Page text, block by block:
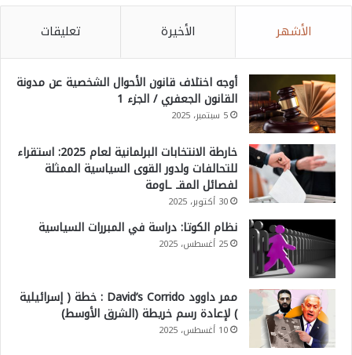
الأشهر الأخيرة تعليقات
أوجه اختلاف قانون الأحوال الشخصية عن مدونة
القانون الجعفري / الجزء 1
5 سبتمبر، 2025
خارطة الانتخابات البرلمانية لعام 2025: استقراء
للتحالفات ولدور القوى السياسية الممثلة
لفصائل المقـ ـاومة
30 أكتوبر، 2025
نظام الكوتا: دراسة في المبررات السياسية
25 أغسطس، 2025
ممر داوود David’s Corrido : خطة ( إسرائيلية
) لإعادة رسم خريطة (الشرق الأوسط)
10 أغسطس، 2025